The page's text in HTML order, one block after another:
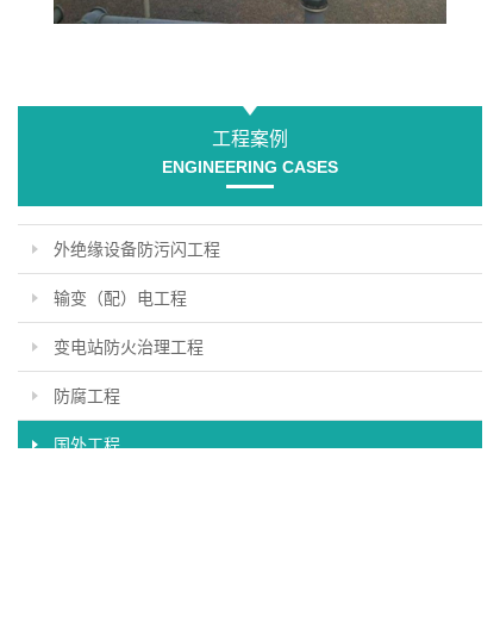
工程案例
ENGINEERING CASES
外绝缘设备防污闪工程
输变（配）电工程
变电站防火治理工程
防腐工程
国外工程